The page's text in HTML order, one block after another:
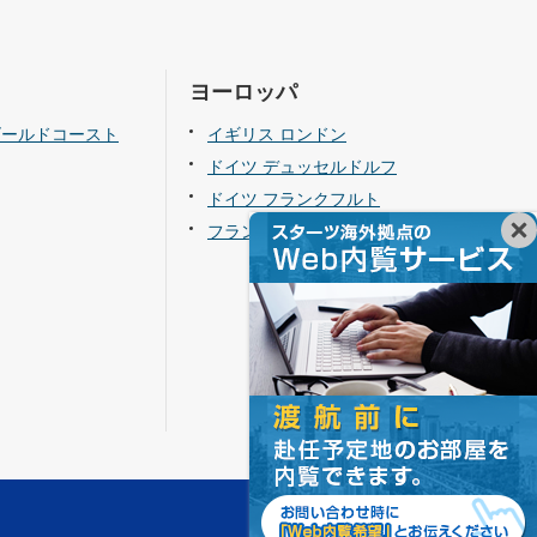
ルドコースト
ヨーロッパ
イギリス ロンドン
ドイツ デュッセルドルフ
ドイツ フランクフルト
フランス パリ